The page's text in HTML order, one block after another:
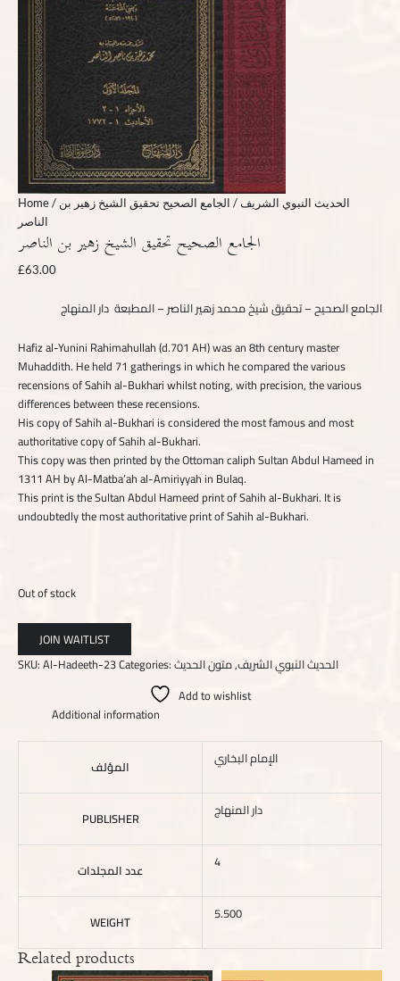
Home/ الحديث النبوي الشريف/ الجامع الصحيح تحقيق الشيخ زهير بن
الناصر
الجامع الصحيح تحقيق الشيخ زهير بن الناصر
£63.00
الجامع الصحيح – تحقيق شيخ محمد زهير الناصر – المطبعة دار المنهاج
Hafiz al-Yunini Rahimahullah (d.701 AH) was an 8th century master
Muhaddith. He held 71 gatherings in which he compared the various
recensions of Sahih al-Bukhari whilst noting, with precision, the various
differences between these recensions.
His copy of Sahih al-Bukhari is considered the most famous and most
authoritative copy of Sahih al-Bukhari.
This copy was then printed by the Ottoman caliph Sultan Abdul Hameed in
1311 AH by Al-Matba’ah al-Amiriyyah in Bulaq.
This print is the Sultan Abdul Hameed print of Sahih al-Bukhari. It is
undoubtedly the most authoritative print of Sahih al-Bukhari.
Out of stock
SKU:Al-Hadeeth-23Categories: الحديث النبوي الشريف,متون الحديث
Add to wishlist
Additional information
المؤلف الإمام البخاري
PUBLISHER دار المنهاج
عدد المجلدات 4
WEIGHT 5.500
Related products